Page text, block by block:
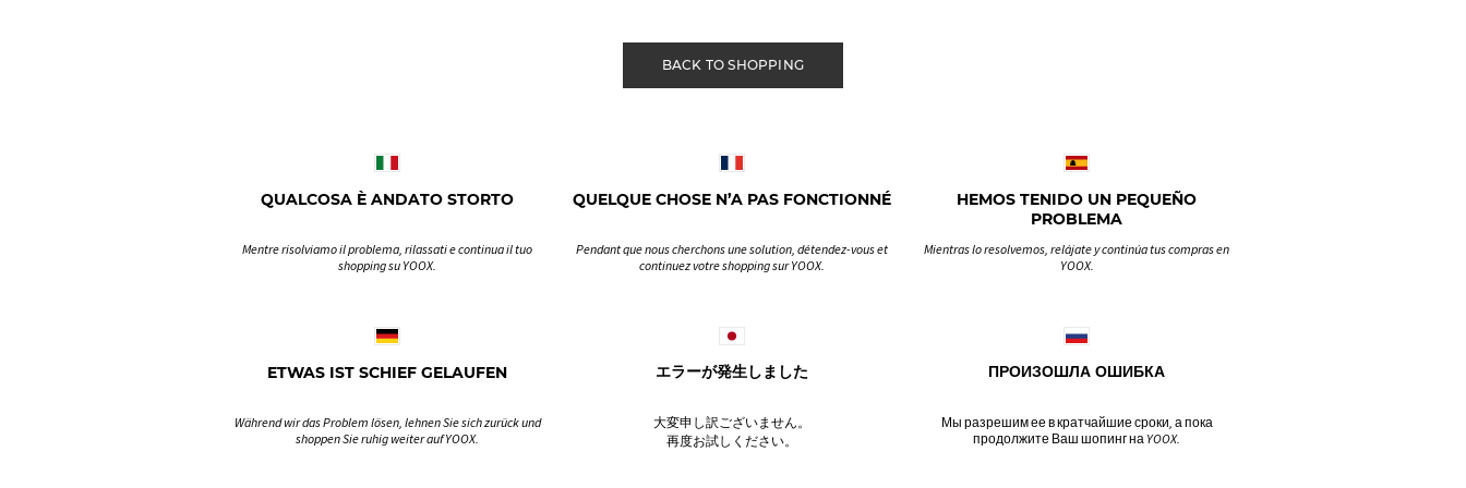
BACK TO SHOPPING
QUALCOSA È ANDATO STORTO
Mentre risolviamo il problema, rilassati e continua il tuo
shopping su YOOX.
QUELQUE CHOSE N’A PAS FONCTIONNÉ
Pendant que nous cherchons une solution, détendez-vous et
continuez votre shopping sur YOOX.
HEMOS TENIDO UN PEQUEÑO
PROBLEMA
Mientras lo resolvemos, relájate y continúa tus compras en
YOOX.
ETWAS IST SCHIEF GELAUFEN
Während wir das Problem lösen, lehnen Sie sich zurück und
shoppen Sie ruhig weiter auf YOOX.
エラーが発生しました
大変申し訳ございません。
再度お試しください。
ПРОИЗОШЛА ОШИБКА
Мы разрешим ее в кратчайшие сроки, а пока
продолжите Ваш шопинг на YOOX.